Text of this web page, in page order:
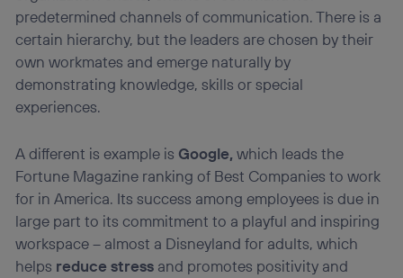
predetermined channels of communication. There is a
certain hierarchy, but the leaders are chosen by their
own workmates and emerge naturally by
demonstrating knowledge, skills or special
experiences.
A different is example is Google,which leads the
Fortune Magazine ranking of Best Companies to work
for in America. Its success among employees is due in
large part to its commitment to a playful and inspiring
workspace – almost a Disneyland for adults, which
helps reduce stress and promotes positivity and
visitando el portal de privacidad de Utiq
(“consenthub”) . Para más información, consulta
la política de privacidad de Utiq .